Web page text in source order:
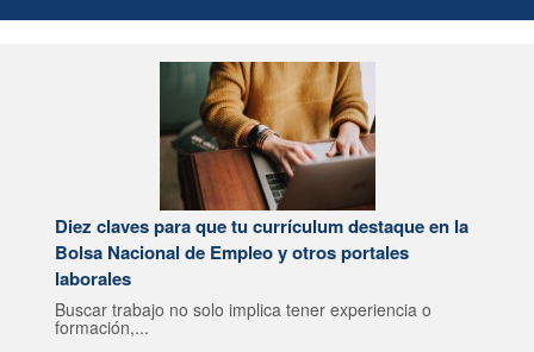
Diez claves para que tu currículum destaque en la
Bolsa Nacional de Empleo y otros portales
laborales
Buscar trabajo no solo implica tener experiencia o
formación,...